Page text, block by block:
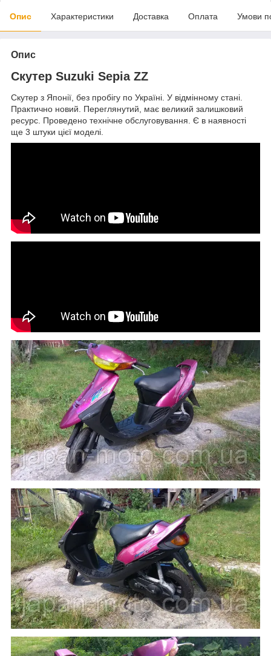
Опис Характеристики Доставка Оплата Умови
Опис
Скутер Suzuki Sepia ZZ
Скутер з Японії, без пробігу по Україні. У відмінному стані.
Практично новий. Переглянутий, має великий залишковий
ресурс. Проведено технічне обслуговування. Є в наявності
ще 3 штуки цієї моделі.